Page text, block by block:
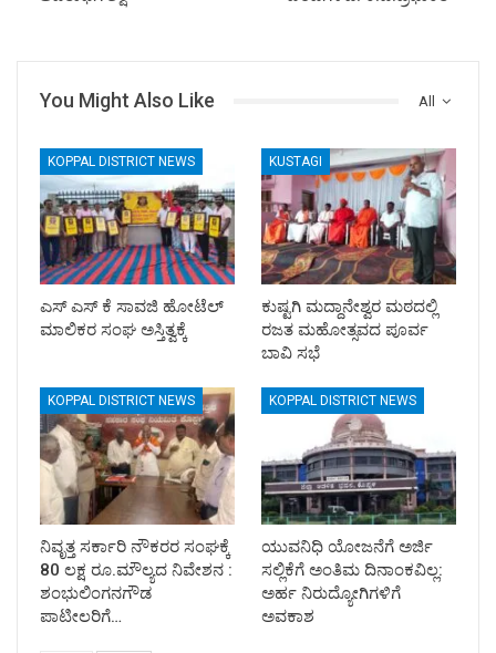
All
You Might Also Like
KOPPAL DISTRICT NEWS
ಎಸ್ ಎಸ್ ಕೆ ಸಾವಜಿ ಹೋಟೆಲ್
ಮಾಲಿಕರ ಸಂಘ ಅಸ್ತಿತ್ವಕ್ಕೆ
KUSTAGI
ಕುಷ್ಟಗಿ ಮದ್ದಾನೇಶ್ವರ ಮಠದಲ್ಲಿ
ರಜತ ಮಹೋತ್ಸವದ ಪೂರ್ವ
ಬಾವಿ ಸಭೆ
KOPPAL DISTRICT NEWS
ನಿವೃತ್ತ ಸರ್ಕಾರಿ ನೌಕರರ ಸಂಘಕ್ಕೆ
80 ಲಕ್ಷ ರೂ.ಮೌಲ್ಯದ ನಿವೇಶನ :
ಶಂಭುಲಿಂಗನಗೌಡ
ಪಾಟೀಲರಿಗೆ…
KOPPAL DISTRICT NEWS
ಯುವನಿಧಿ ಯೋಜನೆಗೆ ಅರ್ಜಿ
ಸಲ್ಲಿಕೆಗೆ ಅಂತಿಮ ದಿನಾಂಕವಿಲ್ಲ:
ಅರ್ಹ ನಿರುದ್ಯೋಗಿಗಳಿಗೆ
ಅವಕಾಶ